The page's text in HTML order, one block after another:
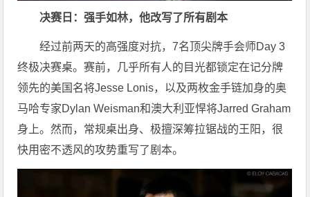
决赛日：强手如林，他改写了所有剧本
经过前两天的高强度对抗，7名顶尖牌手会师Day 3
终极决赛桌。赛前，几乎所有人的目光都锁定在记分牌
领先的美国名将Jesse Lonis，以及两枚金手链加身的奥
马哈专家Dylan Weisman和澳大利亚悍将Jarred Graham
身上。然而，常规桌出身、极擅深筹拉锯战的王阳，很
快用密不透风的攻势重写了剧本。